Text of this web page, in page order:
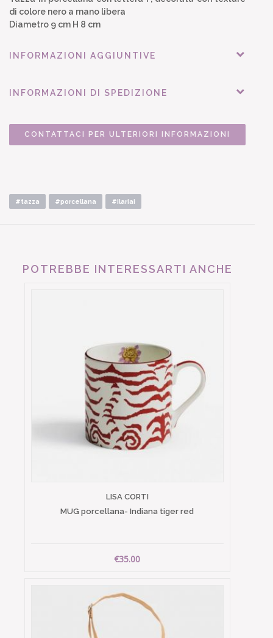
di colore nero a mano libera
Diametro 9 cm H 8 cm
INFORMAZIONI AGGIUNTIVE
INFORMAZIONI DI SPEDIZIONE
CONTATTACI PER ULTERIORI INFORMAZIONI
#tazza #porcellana #ilariai
POTREBBE INTERESSARTI ANCHE
LISA CORTI
MUG porcellana- Indiana tiger red
€35.00